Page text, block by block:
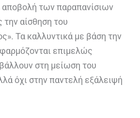
αποβολή των παραπανίσιων
την αίσθηση του
Τα καλλυντικά με βάση την
επιμελώς
στη μείωση του
όχι στην παντελή εξάλειψή